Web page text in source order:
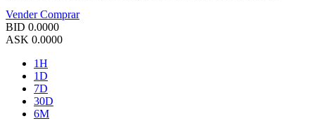
VenderComprar
BID 0.0000
ASK 0.0000
1H
1D
7D
30D
6M